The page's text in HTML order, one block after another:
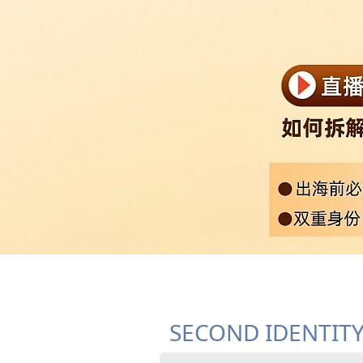
SECOND